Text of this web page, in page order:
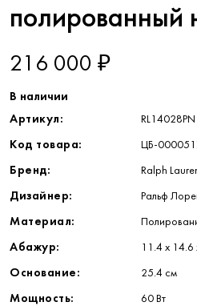
полированный
216 000 ₽
В наличии
Артикул:
RL14028PN
Код товара: ЦБ-
Бренд: Ralph
Дизайнер: Ральф
Материал:
Абажур: 11.4 x 14.6
Основание: 25.4 см
Мощность: 60 Вт